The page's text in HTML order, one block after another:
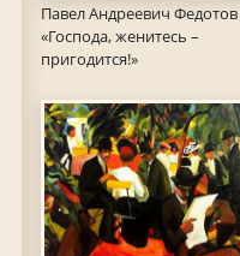
Павел Андреевич Федотов
«Господа, женитесь –
пригодится!»